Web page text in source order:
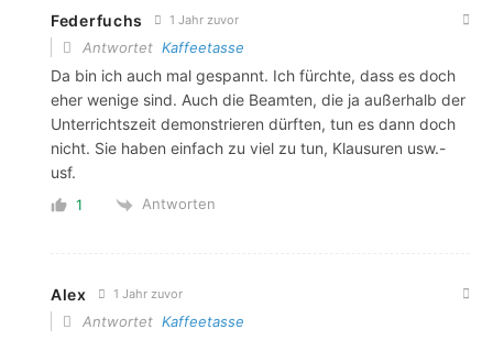
Federfuchs 1 Jahr zuvor
Antwortet Kaffeetasse
Da bin ich auch mal gespannt. Ich fürchte, dass es doch
eher wenige sind. Auch die Beamten, die ja außerhalb der
Unterrichtszeit demonstrieren dürften, tun es dann doch
nicht. Sie haben einfach zu viel zu tun, Klausuren usw.-
usf.
1 Antworten
Alex 1 Jahr zuvor
Antwortet Kaffeetasse